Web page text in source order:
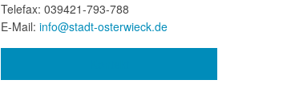
Telefax: 039421-793-788
E-Mail: info@stadt-osterwieck.de